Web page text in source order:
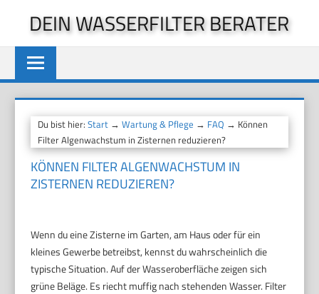
springen
DEIN WASSERFILTER BERATER
Du bist hier:Start →Wartung & Pflege → FAQ → Können
Filter Algenwachstum in Zisternen reduzieren?
KÖNNEN FILTER ALGENWACHSTUM IN
ZISTERNEN REDUZIEREN?
Wenn du eine Zisterne im Garten, am Haus oder für ein
kleines Gewerbe betreibst, kennst du wahrscheinlich die
typische Situation. Auf der Wasseroberfläche zeigen sich
grüne Beläge. Es riecht muffig nach stehenden Wasser. Filter